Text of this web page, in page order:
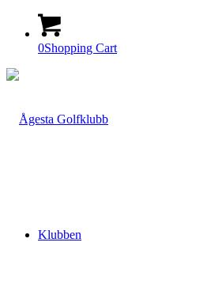
0Shopping Cart
Klubben